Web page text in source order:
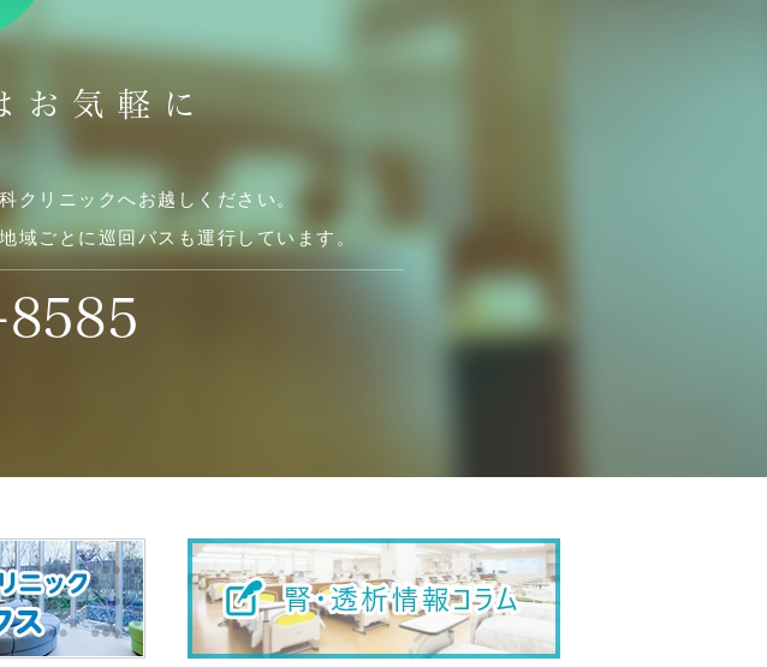
お気軽に
クリニックへお越しください。
域ごとに巡回バスも運行しています。